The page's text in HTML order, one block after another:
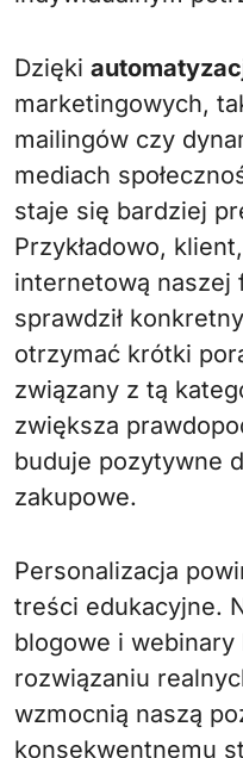
Dzięki
marketingowych,
mailingów czy
mediach
staje się bardziej
Przykładowo,
internetową naszej
sprawdził
otrzymać krótki
związany z tą
zwiększa
buduje pozytywne
zakupowe.
Personalizacja
treści edukacyjne.
blogowe i
rozwiązaniu
wzmocnią naszą
konsekwentnemu